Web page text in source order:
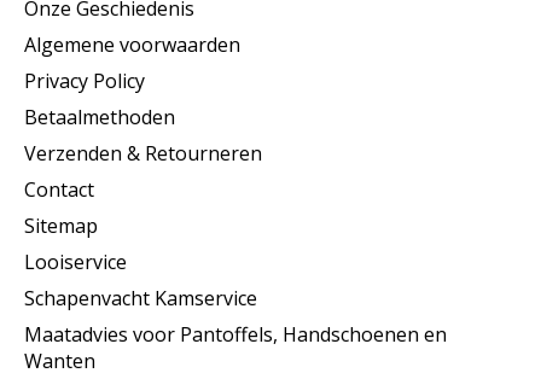
Onze Geschiedenis
Algemene voorwaarden
Privacy Policy
Betaalmethoden
Verzenden & Retourneren
Contact
Sitemap
Looiservice
Schapenvacht Kamservice
Maatadvies voor Pantoffels, Handschoenen en
Wanten